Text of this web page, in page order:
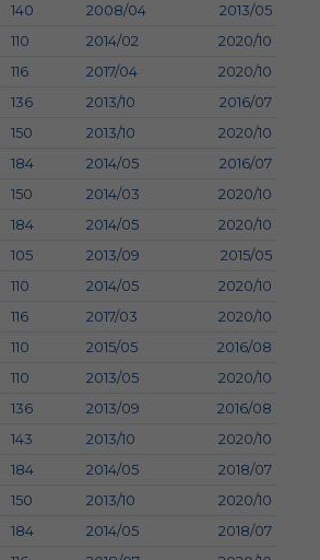
140 2008/04
2013/05
110 2014/02
2020/10
116 2017/04
2020/10
136 2013/10
2016/07
150 2013/10
2020/10
184 2014/05
2016/07
150 2014/03
2020/10
184 2014/05
2020/10
105 2013/09
2015/05
110 2014/05
2020/10
116 2017/03
2020/10
110 2015/05
2016/08
110 2013/05
2020/10
136 2013/09
2016/08
143 2013/10
2020/10
184 2014/05
2018/07
150 2013/10
2020/10
184 2014/05
2018/07